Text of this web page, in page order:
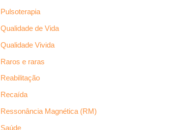
Pulsoterapia
Qualidade de Vida
Qualidade Vivida
Raros e raras
Reabilitação
Recaída
Ressonância Magnética (RM)
Saúde